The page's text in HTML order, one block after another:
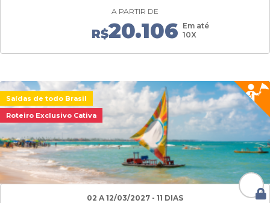
A PARTIR DE
R$20.106 Em até
10X
Saídas de todo Brasil
Roteiro Exclusivo Cativa
02 A 12/03/2027 - 11 DIAS